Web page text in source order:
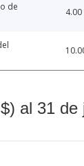
de
4.00
al 31 de